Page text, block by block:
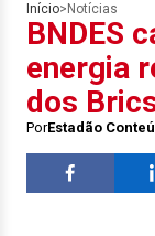
Início> Notícias
BNDES
energia
dos
PorEstadão